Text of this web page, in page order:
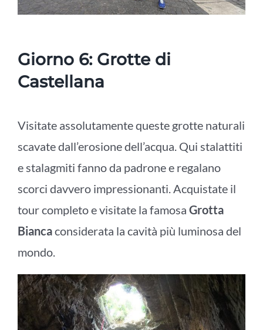
Giorno 6: Grotte di
Castellana
Visitate assolutamente queste grotte naturali
scavate dall’erosione dell’acqua. Qui stalattiti
e stalagmiti fanno da padrone e regalano
scorci davvero impressionanti. Acquistate il
tour completo e visitate la famosa Grotta
Biancaconsiderata la cavità più luminosa del
mondo.